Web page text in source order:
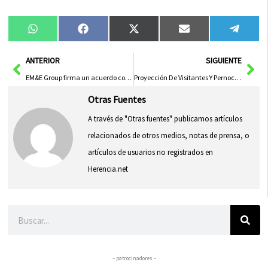
Compartir
en
WhatsAppCompartir
en
FacebookCompartir
en
X
(Twitter)
Compartir
en
Email
en
AntANTERIOR
EM&E Group firma un acuerdo con Tecnove y Practika para el desarrollo conjunto de vehículos avanzados para defensa y seguridad
SIGUIENTE
Proyección De Visitantes Y Pernoctaciones Para 2025: 73.501 Personas Y 164.000 Estancias
Otras Fuentes
A través de "Otras fuentes" publicamos artículos
relacionados de otros medios, notas de prensa, o
artículos de usuarios no registrados en
Herencia.net
– patrocinadores –